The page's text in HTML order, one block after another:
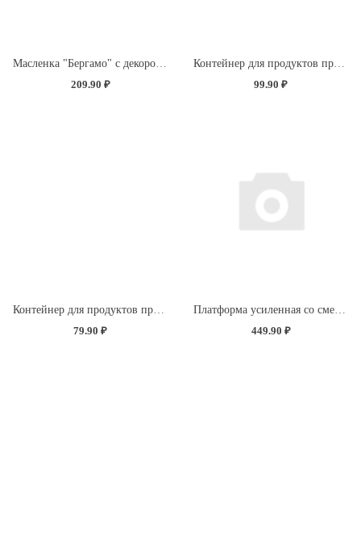
209.90 ₽
99.90 ₽
Контейнер для продуктов прямоугольный 0,5л (светло-розовый)
79.90 ₽
Платформа усиленная со сменной насадкой "Экстра Синель" (без определения цвета)
449.90 ₽